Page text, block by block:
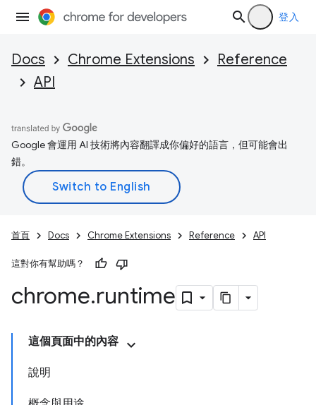
登入
Docs Chrome Extensions
Reference
API
Google 會運用 AI 技術將內容翻譯成你偏好的語言，但可能會出
錯。
首頁 Docs Chrome Extensions Reference API
這對你有幫助嗎？
chrome.runtime
這個頁面中的內容
說明